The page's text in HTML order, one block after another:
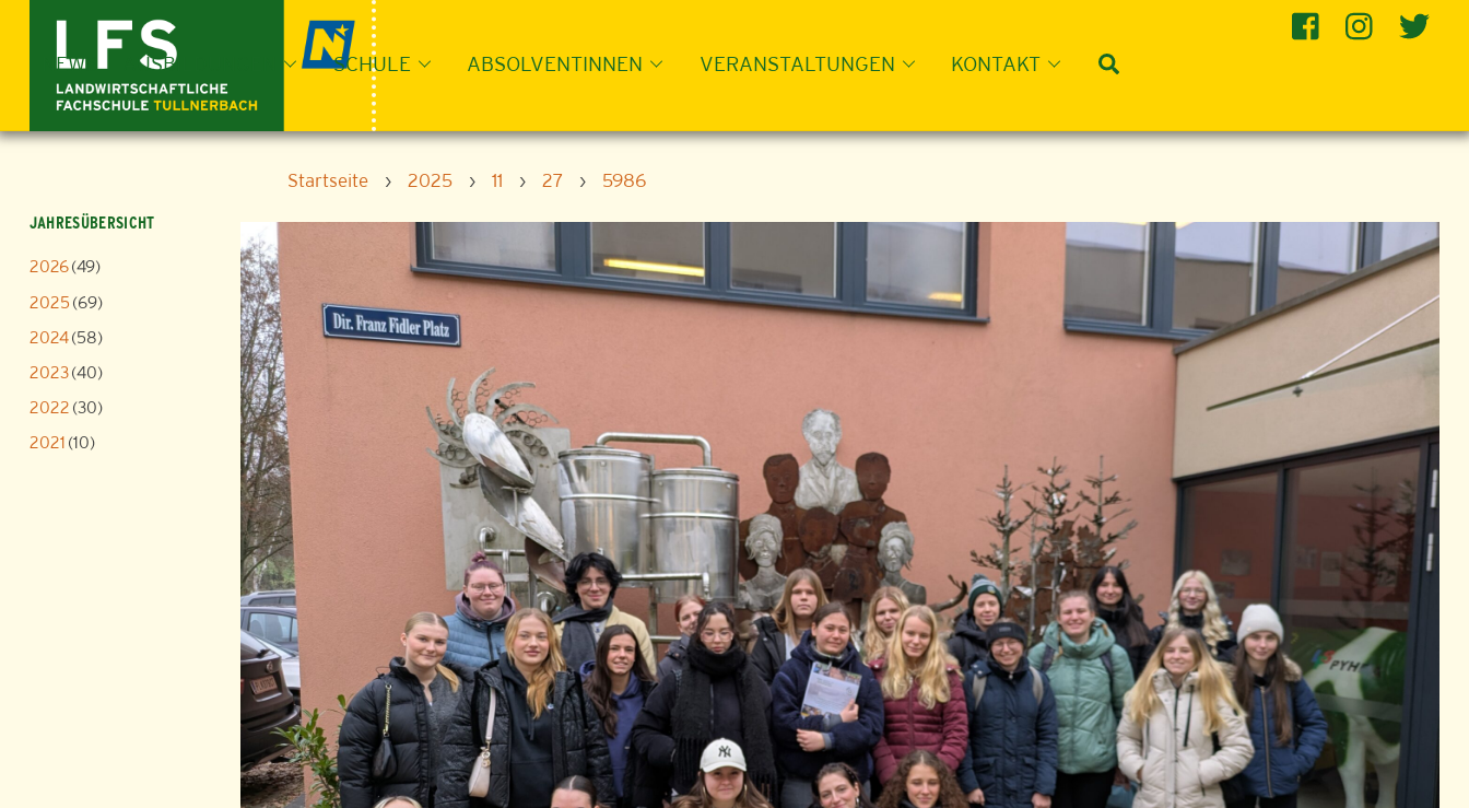
contentNEWS AUSBILDUNGEN SCHULE ABSOLVENTINNEN VERANSTALTUNGEN KONTAKT
Startseite › 2025 › 11 › 27 › 5986
JAHRESÜBERSICHT
2026(49)
2025 (69)
2024(58)
2023(40)
2022 (30)
2021 (10)